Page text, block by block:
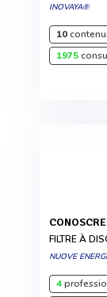
INOVAYA®
10
1975
FILTRE À
NUOVE
4